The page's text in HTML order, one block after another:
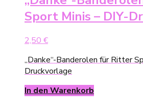
Sport Minis – DIY-
2,50 €
„Danke“-Banderolen für Ritter
Druckvorlage
In den Warenkorb